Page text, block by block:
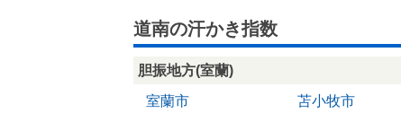
道南の汗かき指数
胆振地方(室蘭)
室蘭市
苫小牧市